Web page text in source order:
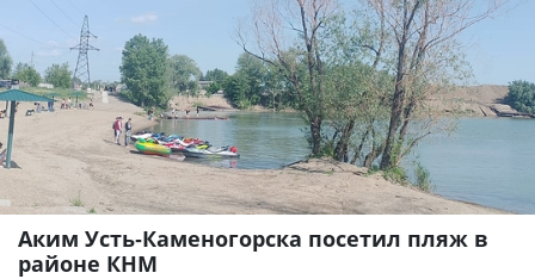
Аким Усть-Каменогорска посетил пляж в
районе КНМ